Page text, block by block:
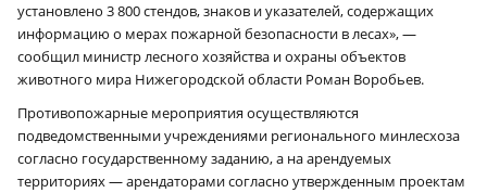
установлено 3 800 стендов, знаков и указателей, содержащих
информацию о мерах пожарной безопасности в лесах», —
сообщил министр лесного хозяйства и охраны объектов
животного мира Нижегородской области Роман Воробьев.
Противопожарные мероприятия осуществляются
подведомственными учреждениями регионального минлесхоза
согласно государственному заданию, а на арендуемых
территориях — арендаторами согласно утвержденным проектам